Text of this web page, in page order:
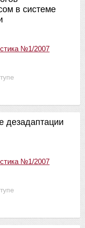
в системе
№1/2007
дезадаптации
№1/2007